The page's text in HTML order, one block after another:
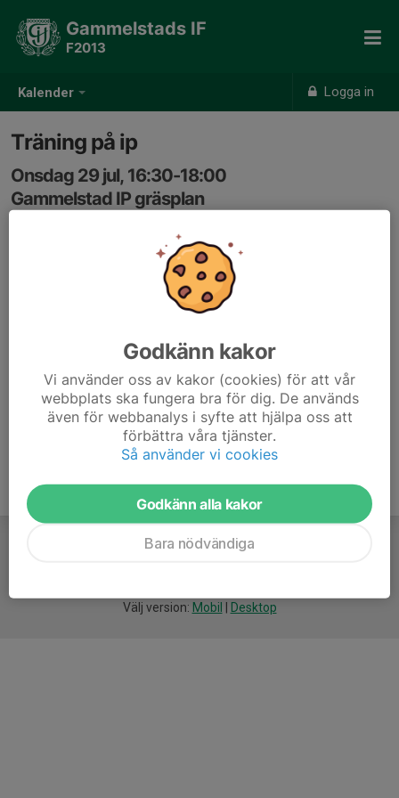
Kalender Logga in
Gammelstads IF
F2013
Träning på ip
Onsdag 29 jul, 16:30-18:00
Gammelstad IP gräsplan
Välj version: Mobil Desktop
Godkänn kakor
Vi använder oss av kakor (cookies) för att vår
webbplats ska fungera bra för dig. De används
även för webbanalys i syfte att hjälpa oss att
förbättra våra tjänster.
Så använder vi cookies
Godkänn alla kakor
Bara nödvändiga